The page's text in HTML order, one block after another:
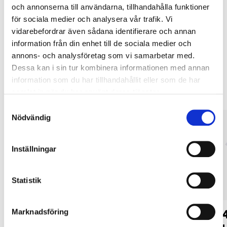
och annonserna till användarna, tillhandahålla funktioner
för sociala medier och analysera vår trafik. Vi
vidarebefordrar även sådana identifierare och annan
information från din enhet till de sociala medier och
annons- och analysföretag som vi samarbetar med.
Dessa kan i sin tur kombinera informationen med annan
information som du har tillhandahållit eller som de har
Nödvändig
Inställningar
Statistik
Marknadsföring
Köp & Hämta i ditt varuhus inom 2 timmar! För mer information om
tjänsten och våra villkor.
LÄS MER
Andra kunder köpte också
4990